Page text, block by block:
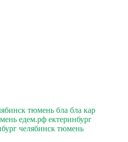
тюмень бла бла кар
едем.рф ектеринбург
челябинск тюмень